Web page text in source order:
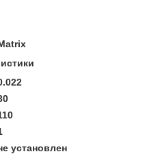
установлен